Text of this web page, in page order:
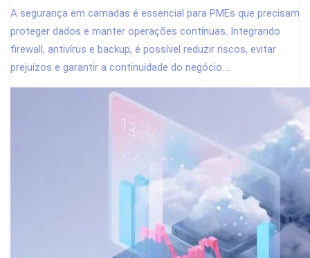
A segurança em camadas é essencial para PMEs que precisam
proteger dados e manter operações contínuas. Integrando
firewall, antivírus e backup, é possível reduzir riscos, evitar
prejuízos e garantir a continuidade do negócio....